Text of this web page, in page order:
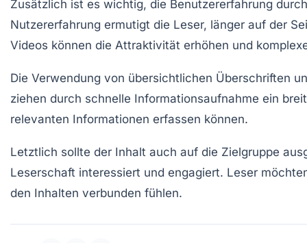
Zusätzlich ist es wichtig, die Benutzererfahrung
Nutzererfahrung ermutigt die Leser, länger auf der
Videos können die Attraktivität erhöhen und
Die Verwendung von übersichtlichen Überschriften
ziehen durch schnelle Informationsaufnahme ein
relevanten Informationen erfassen können.
Letztlich sollte der Inhalt auch auf die Zielgruppe
Leserschaft interessiert und engagiert. Leser
den Inhalten verbunden fühlen.